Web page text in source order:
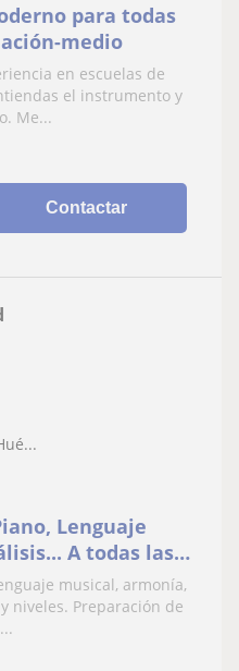
para todas
medio
en escuelas de
el instrumento y
Me...
Contactar
Lenguaje
A todas las
de pruebas
musical, armonía,
niveles. Preparación de